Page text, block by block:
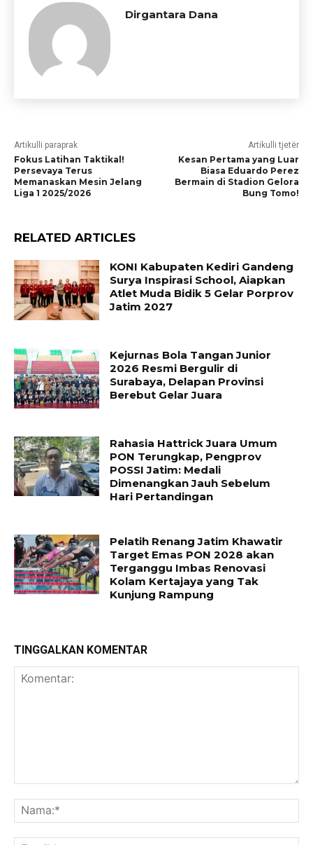
Dirgantara Dana
Artikulli paraprak
Fokus Latihan Taktikal!
Persevaya Terus
Memanaskan Mesin Jelang
Liga 1 2025/2026
Artikulli tjetër
Kesan Pertama yang Luar
Biasa Eduardo Perez
Bermain di Stadion Gelora
Bung Tomo!
RELATED ARTICLES
KONI Kabupaten Kediri Gandeng
Surya Inspirasi School, Aiapkan
Atlet Muda Bidik 5 Gelar Porprov
Jatim 2027
Kejurnas Bola Tangan Junior
2026 Resmi Bergulir di
Surabaya, Delapan Provinsi
Berebut Gelar Juara
Rahasia Hattrick Juara Umum
PON Terungkap, Pengprov
POSSI Jatim: Medali
Dimenangkan Jauh Sebelum
Hari Pertandingan
Pelatih Renang Jatim Khawatir
Target Emas PON 2028 akan
Terganggu Imbas Renovasi
Kolam Kertajaya yang Tak
Kunjung Rampung
TINGGALKAN KOMENTAR